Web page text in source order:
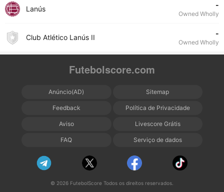
Lanús -
Owned Wholly
Club Atlético Lanús II -
Owned Wholly
Futebolscore.com
Anúncio(AD) Sitemap
Feedback Política de Privacidade
Aviso Livescore Grátis
FAQ Serviço de dados
© 2026 FutebolScore Todos os direitos reservados.